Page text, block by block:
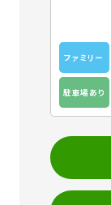
ファミリー
駐車場あり